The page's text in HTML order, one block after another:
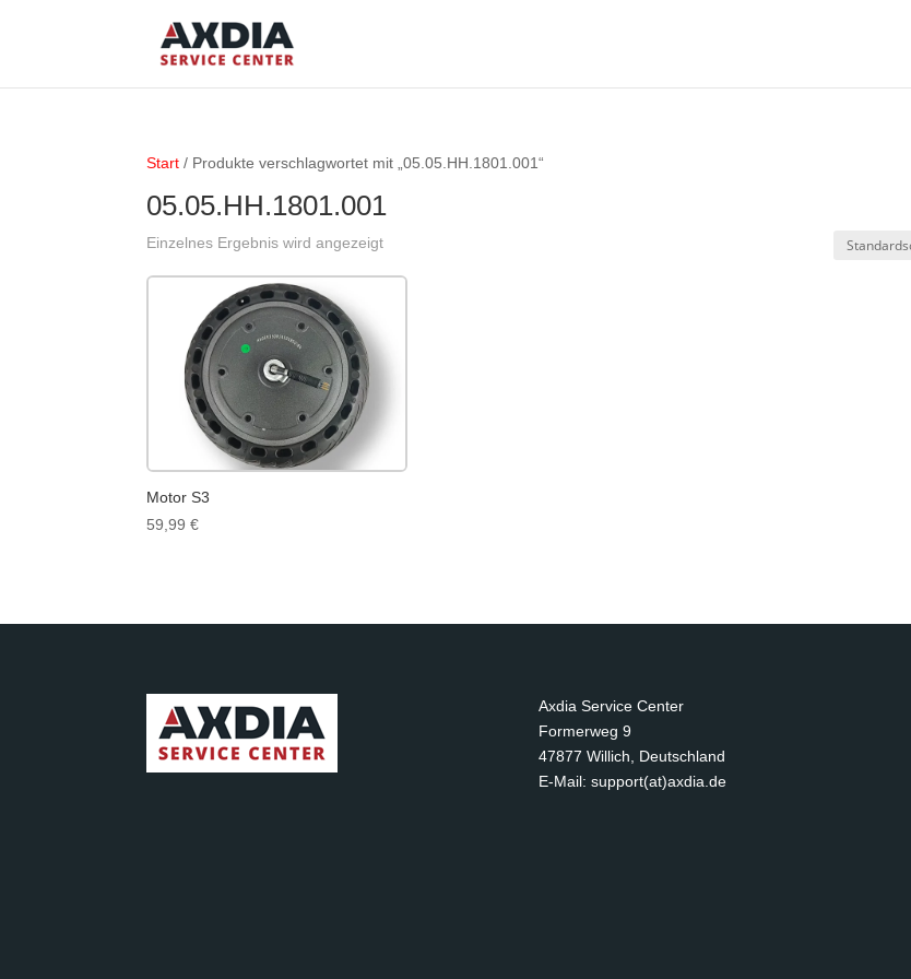
Start / Produkte verschlagwortet mit „05.05.HH.1801.001“
05.05.HH.1801.001
Einzelnes Ergebnis wird angezeigt
Motor S3
59,99€
Axdia Service Center
Formerweg 9
47877 Willich
Deutschland
E-Mail: support(at)axdia.de